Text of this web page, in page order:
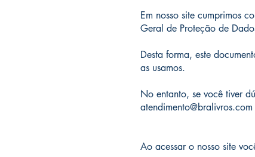
Em nosso site cumprimos
Geral de Proteção de
Desta forma, este
as usamos.
No entanto, se você tiver
atendimento@bralivros.com
Ao acessar o nosso site